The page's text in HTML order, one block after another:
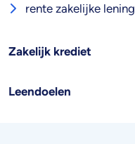
rente zakelijke lening
Zakelijk krediet
Leendoelen